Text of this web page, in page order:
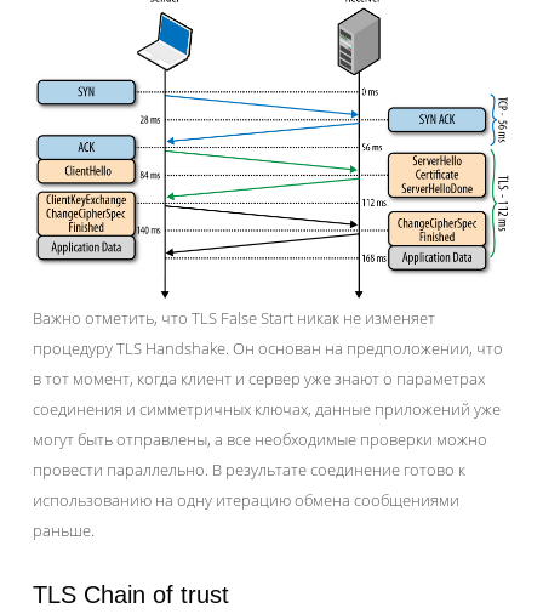
Важно отметить, что TLS False Start никак не изменяет
процедуру TLS Handshake. Он основан на предположении, что
в тот момент, когда клиент и сервер уже знают о параметрах
соединения и симметричных ключах, данные приложений уже
могут быть отправлены, а все необходимые проверки можно
провести параллельно. В результате соединение готово к
использованию на одну итерацию обмена сообщениями
раньше.
TLS Chain of trust